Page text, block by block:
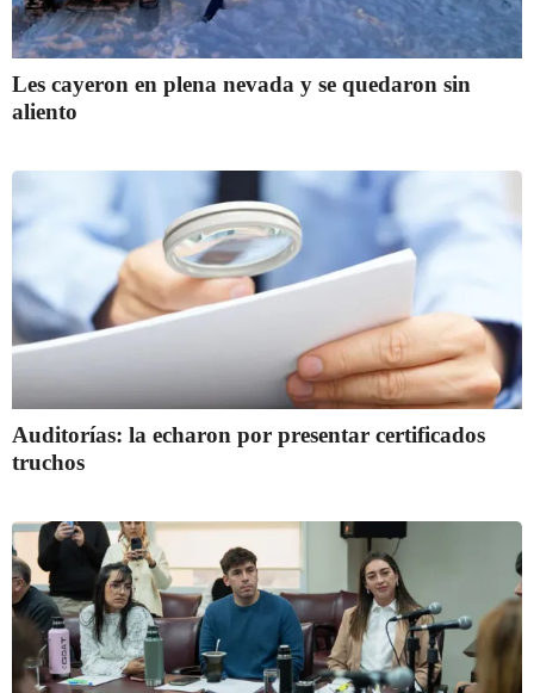
Les cayeron en plena nevada y se quedaron sin
aliento
Auditorías: la echaron por presentar certificados
truchos